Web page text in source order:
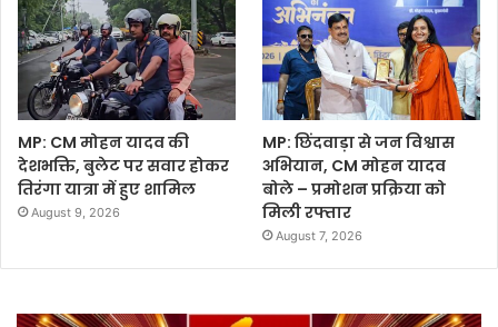
MP: CM मोहन यादव की
देशभक्ति, बुलेट पर सवार होकर
तिरंगा यात्रा में हुए शामिल
August 9, 2026
MP: छिंदवाड़ा से जन विश्वास
अभियान, CM मोहन यादव
बोले – प्रमोशन प्रक्रिया को
मिली रफ्तार
August 7, 2026